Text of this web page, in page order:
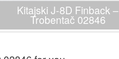
Kitajski J-8D Finback –
Trobentač 02846